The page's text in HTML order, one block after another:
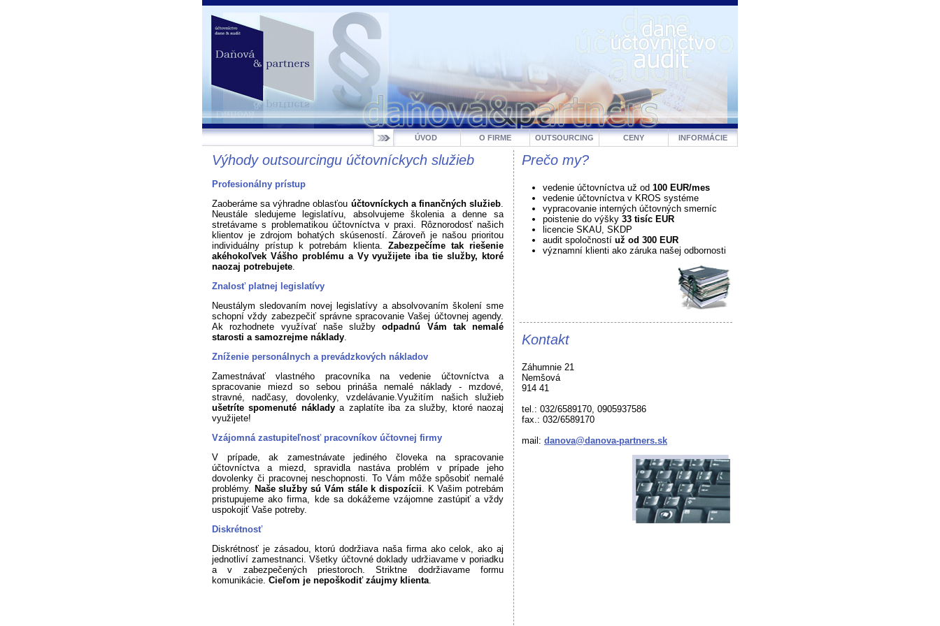
ÚVOD O FIRME OUTSOURCING CENY INFORMÁCIE
Výhody outsourcingu účtovníckych služieb
Profesionálny prístup
Zaoberáme sa výhradne oblasťou účtovníckych a finančných služieb.
Neustále sledujeme legislatívu, absolvujeme školenia a denne sa
stretávame s problematikou účtovníctva v praxi. Rôznorodosť našich
klientov je zdrojom bohatých skúseností. Zároveň je našou prioritou
individuálny prístup k potrebám klienta. Zabezpečíme tak riešenie
akéhokoľvek Vášho problému a Vy využijete iba tie služby, ktoré
naozaj potrebujete.
Znalosť platnej legislatívy
Neustálym sledovaním novej legislatívy a absolvovaním školení sme
schopní vždy zabezpečiť správne spracovanie Vašej účtovnej agendy.
Ak rozhodnete využívať naše službyodpadnú Vám tak nemalé
starosti a samozrejme náklady.
Zníženie personálnych a prevádzkových nákladov
Zamestnávať vlastného pracovníka na vedenie účtovníctva a
spracovanie miezd so sebou prináša nemalé náklady - mzdové,
stravné, nadčasy, dovolenky, vzdelávanie.Využitím našich služieb
ušetríte spomenuté nákladya zaplatíte iba za služby, ktoré naozaj
využijete!
Vzájomná zastupiteľnosť pracovníkov účtovnej firmy
V prípade, ak zamestnávate jediného človeka na spracovanie
účtovníctva a miezd, spravidla nastáva problém v prípade jeho
dovolenky či pracovnej neschopnosti. To Vám môže spôsobiť nemalé
problémy. Naše služby sú Vám stále k dispozícii. K Vašim potrebám
pristupujeme ako firma, kde sa dokážeme vzájomne zastúpiť a vždy
uspokojiť Vaše potreby.
Diskrétnosť
Diskrétnosť je zásadou, ktorú dodržiava naša firma ako celok, ako aj
jednotliví zamestnanci. Všetky účtovné doklady udržiavame v poriadku
a v zabezpečených priestoroch. Striktne dodržiavame formu
komunikácie. Cieľom je nepoškodiť záujmy klienta.
Prečo my?
vedenie účtovníctva už od 100 EUR/mes
vedenie účtovníctva v KROS systéme
vypracovanie interných účtovných smerníc
poistenie do výšky 33 tisíc EUR
licencie SKAU, SKDP
audit spoločností už od 300 EUR
významní klienti ako záruka našej odbornosti
Kontakt
Záhumnie 21
Nemšová
914 41
tel.: 032/6589170, 0905937586
fax.: 032/6589170
mail: danova@danova-partners.sk